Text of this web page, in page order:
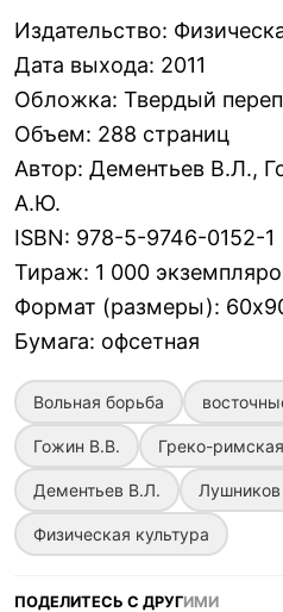
Издательство:
Дата выхода: 2011
Обложка: Твердый
Объем: 288 страниц
Автор: Дементьев В.Л.,
А.Ю.
ISBN: 978-5-9746-0152-1
Тираж: 1 000
Формат (размеры):
Бумага: офсетная
Вольная борьба
Гожин В.В. Греко-
Дементьев В.Л.
Физическая культура
ПОДЕЛИТЕСЬ С ДРУГИМИ